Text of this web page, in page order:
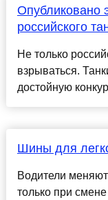
Опубликовано
российского
Не только
взрываться.
достойную
Шины для
Водители
только при